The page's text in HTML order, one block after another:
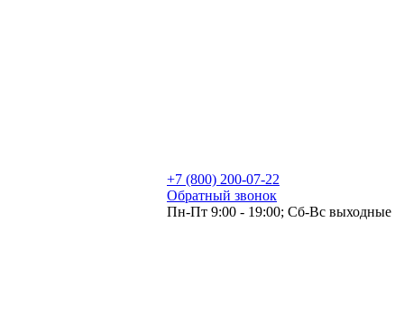
+7 (800) 200-07-22
Обратный звонок
Пн-Пт 9:00 - 19:00; Сб-Вс выходные